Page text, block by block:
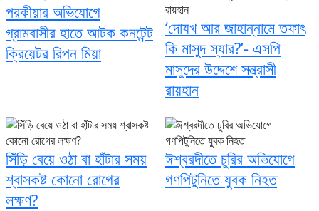
পরকীয়ার অভিযোগে
গ্রামবাসীর হাতে আটক কনটেন্ট
ক্রিয়েটর রিপন মিয়া
‘দোযখ আর জাহান্নামে তফাৎ
কি মাসুদ স্যার?’- এসপি
মাসুদের উদ্দেশে সন্ত্রাসী
রায়হান
সিঁড়ি বেয়ে ওঠা বা হাঁটার সময়
শ্বাসকষ্ট কোনো রোগের
লক্ষণ?
ঈশ্বরদীতে চুরির অভিযোগে
গণপিটুনিতে যুবক নিহত